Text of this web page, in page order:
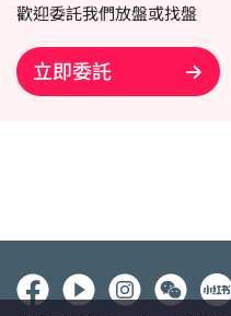
歡迎委託我們放盤或找盤
立即委託